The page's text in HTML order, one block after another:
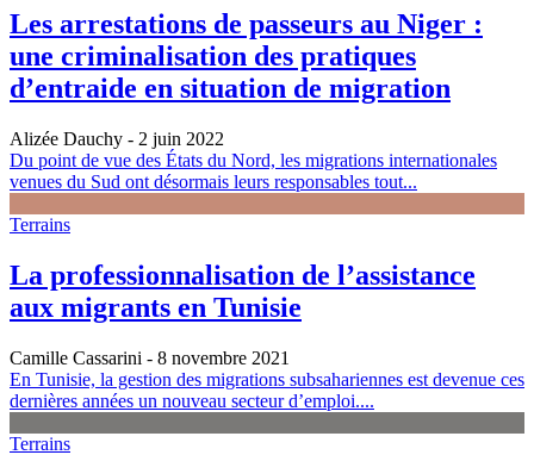
Les arrestations de passeurs au Niger :
une criminalisation des pratiques
d’entraide en situation de migration
Alizée Dauchy - 2 juin 2022
Du point de vue des États du Nord, les migrations internationales
venues du Sud ont désormais leurs responsables tout...
Terrains
La professionnalisation de l’assistance
aux migrants en Tunisie
Camille Cassarini - 8 novembre 2021
En Tunisie, la gestion des migrations subsahariennes est devenue ces
dernières années un nouveau secteur d’emploi....
Terrains